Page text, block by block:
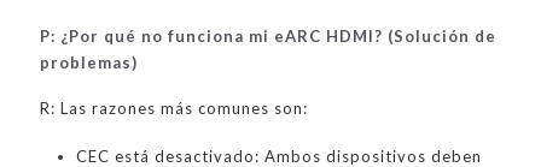
P: ¿Por qué no funciona mi eARC HDMI? (Solución de
problemas)
R: Las razones más comunes son:
CEC está desactivado: Ambos dispositivos deben